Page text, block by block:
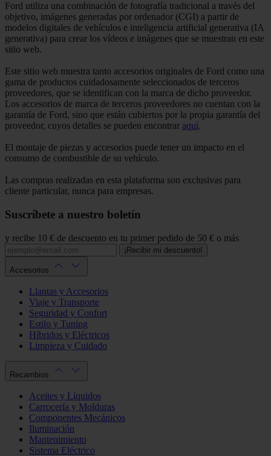
Ford utiliza una combinación de fotografía tradicional a través del
objetivo, imágenes generadas por ordenador (CGI) a partir de
modelos digitales de vehículos e inteligencia artificial generativa (IA
generativa) para crear los vídeos e imágenes que se muestran en este
sitio web.
Este sitio web muestra tanto accesorios originales de Ford como una
gama de productos cuidadosamente seleccionados de terceros
proveedores, que se identifican con la marca de dicho proveedor.
Los accesorios de marca de terceros proveedores no cuentan con la
garantía de Ford, sino que están cubiertos por la propia garantía del
proveedor, cuyos detalles se pueden encontrar aquí.
El montaje de piezas y accesorios puede tener un impacto en el
consumo de combustible de su vehículo.
Las compras realizadas en esta plataforma son exclusivas para
cliente particular, nunca para empresas.
Suscríbete a nuestro boletín
y recibe 10 € de descuento en tu primer pedido de 50 € o más
¡Recibir mi descuento!
Accesorios
Llantas y Accesorios
Viaje y Transporte
Seguridad y Confort
Estilo y Tuning
Híbridos y Eléctricos
Limpieza y Cuidado
Recambios
Aceites y Líquidos
Carrocería y Molduras
Componentes Mecánicos
Iluminación
Mantenimiento
Sistema Eléctrico